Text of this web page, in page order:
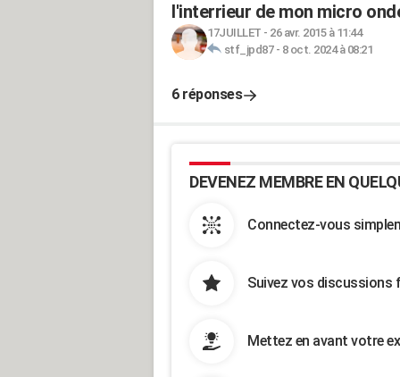
l'interrieur de mon micro
17JUILLET - 26 avr. 2015 à 11:44
stf_jpd87- 8 oct. 2024 à 08:21
6 réponses
DEVENEZ MEMBRE EN
Connectez-vous
Suivez vos discussions
Mettez en avant votre